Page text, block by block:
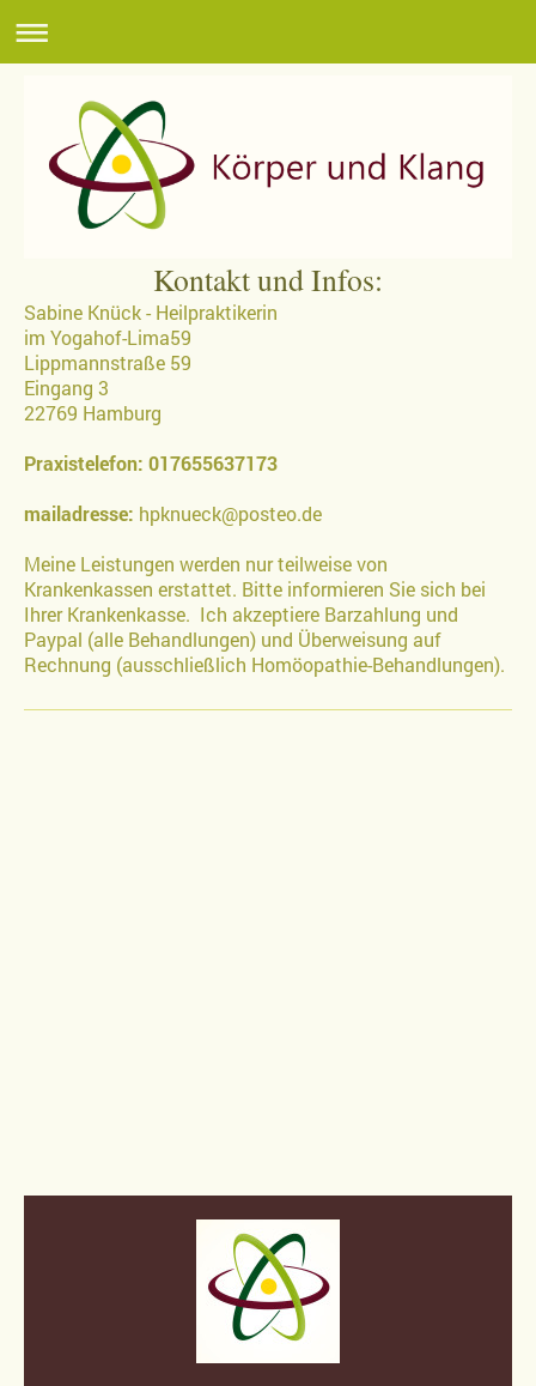
Kontakt und Infos:
Sabine Knück - Heilpraktikerin
im Yogahof-Lima59
Lippmannstraße 59
Eingang 3
22769 Hamburg
Praxistelefon: 017655637173
mailadresse: hpknueck@posteo.de
Meine Leistungen werden nur teilweise von
Krankenkassen erstattet. Bitte informieren Sie sich bei
Ihrer Krankenkasse. Ich akzeptiere Barzahlung und
Paypal (alle Behandlungen) und Überweisung auf
Rechnung (ausschließlich Homöopathie-Behandlungen).